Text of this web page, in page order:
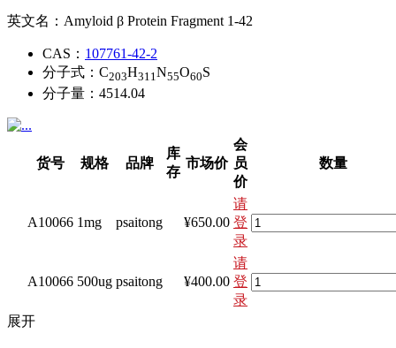
英文名： Amyloid β Protein Fragment 1-42
CAS： 107761-42-2
分子式： C203H311N55O60S
分子量： 4514.04
货号 规格 品牌
库
存
市场价
会
员
价
数量
A10066 1mg psaitong ¥650.00
请
登
录
A10066 500ug psaitong ¥400.00
请
登
录
展开